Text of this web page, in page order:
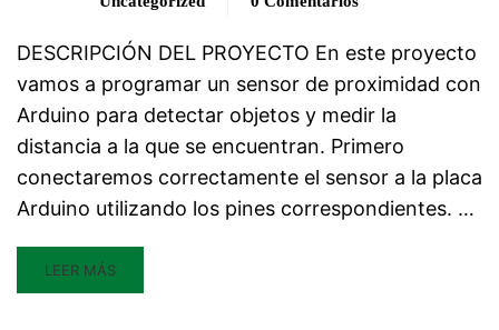
DESCRIPCIÓN DEL PROYECTO En este proyecto
vamos a programar un sensor de proximidad con
Arduino para detectar objetos y medir la
distancia a la que se encuentran. Primero
conectaremos correctamente el sensor a la placa
Arduino utilizando los pines correspondientes. …
LEER MÁS